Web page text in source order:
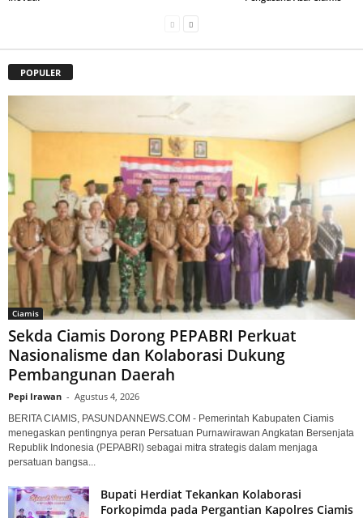
POPULER
Ciamis
Sekda Ciamis Dorong PEPABRI Perkuat
Nasionalisme dan Kolaborasi Dukung
Pembangunan Daerah
Pepi Irawan - Agustus 4, 2026
BERITA CIAMIS, PASUNDANNEWS.COM - Pemerintah Kabupaten Ciamis
menegaskan pentingnya peran Persatuan Purnawirawan Angkatan Bersenjata
Republik Indonesia (PEPABRI) sebagai mitra strategis dalam menjaga
persatuan bangsa...
Bupati Herdiat Tekankan Kolaborasi
Forkopimda pada Pergantian Kapolres Ciamis